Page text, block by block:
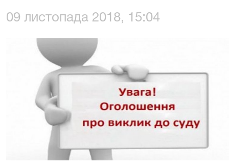
09 листопада 2018, 15:04